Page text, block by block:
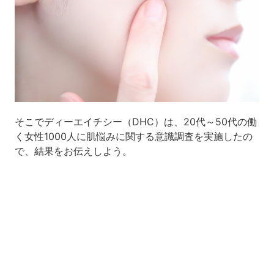
そこでディーエイチシー（DHC）は、20代～50代の働
く女性1000人に肌悩みに関する意識調査を実施したの
で、結果をお伝えしよう。